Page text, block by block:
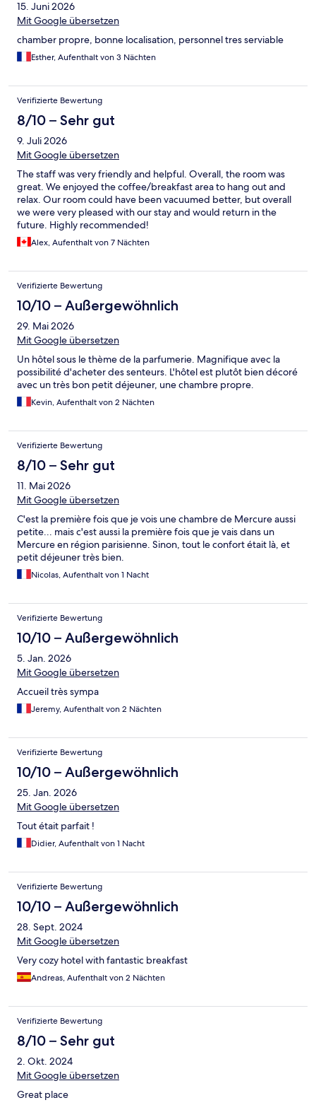
15. Juni 2026
Mit Google übersetzen
chamber propre, bonne localisation, personnel tres serviable
Esther, Aufenthalt von 3 Nächten
Verifizierte Bewertung
8/10 – Sehr gut
9. Juli 2026
Mit Google übersetzen
The staff was very friendly and helpful. Overall, the room was
great. We enjoyed the coffee/breakfast area to hang out and
relax. Our room could have been vacuumed better, but overall
we were very pleased with our stay and would return in the
future. Highly recommended!
Alex, Aufenthalt von 7 Nächten
Verifizierte Bewertung
10/10 – Außergewöhnlich
29. Mai 2026
Mit Google übersetzen
Un hôtel sous le thème de la parfumerie. Magnifique avec la
possibilité d'acheter des senteurs. L'hôtel est plutôt bien décoré
avec un très bon petit déjeuner, une chambre propre.
Kevin, Aufenthalt von 2 Nächten
Verifizierte Bewertung
8/10 – Sehr gut
11. Mai 2026
Mit Google übersetzen
C'est la première fois que je vois une chambre de Mercure aussi
petite... mais c'est aussi la première fois que je vais dans un
Mercure en région parisienne. Sinon, tout le confort était là, et
petit déjeuner très bien.
Nicolas, Aufenthalt von 1 Nacht
Verifizierte Bewertung
10/10 – Außergewöhnlich
5. Jan. 2026
Mit Google übersetzen
Accueil très sympa
Jeremy, Aufenthalt von 2 Nächten
Verifizierte Bewertung
10/10 – Außergewöhnlich
25. Jan. 2026
Mit Google übersetzen
Tout était parfait !
Didier, Aufenthalt von 1 Nacht
Verifizierte Bewertung
10/10 – Außergewöhnlich
28. Sept. 2024
Mit Google übersetzen
Very cozy hotel with fantastic breakfast
Andreas, Aufenthalt von 2 Nächten
Verifizierte Bewertung
8/10 – Sehr gut
2. Okt. 2024
Mit Google übersetzen
Great place